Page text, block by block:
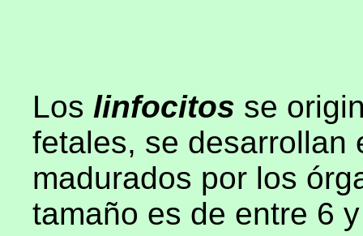
Los linfocitos se
fetales, se desarrollan
madurados por los
tamaño es de entre 6